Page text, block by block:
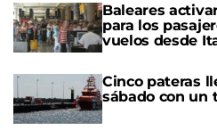
Baleares
para los
vuelos desde
Cinco pateras
sábado con un